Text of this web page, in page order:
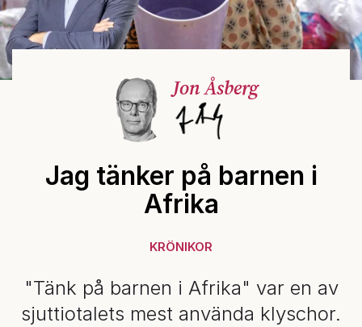
Jon Åsberg
Jag tänker på barnen i
Afrika
KRÖNIKOR
"Tänk på barnen i Afrika" var en av
sjuttiotalets mest använda klyschor.